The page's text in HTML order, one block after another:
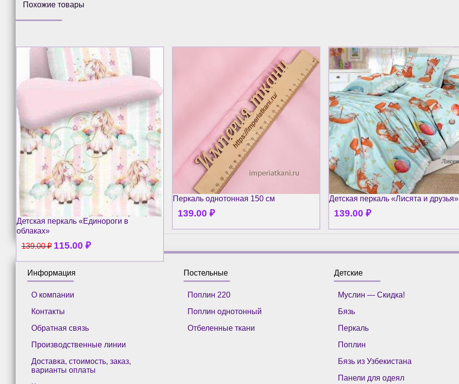
Похожие товары
Детская перкаль «Единороги в
облаках»
139.00₽ 115.00 ₽
Перкаль однотонная 150 см
139.00 ₽
Детская перкаль «Лисята и друзья»
139.00 ₽
Информация
О компании
Контакты
Обратная связь
Производственные линии
Доставка, стоимость, заказ,
варианты оплаты
Постельные
Поплин 220
Поплин однотонный
Отбеленные ткани
Детские
Муслин — Скидка!
Бязь
Перкаль
Поплин
Бязь из Узбекистана
Панели для одеял